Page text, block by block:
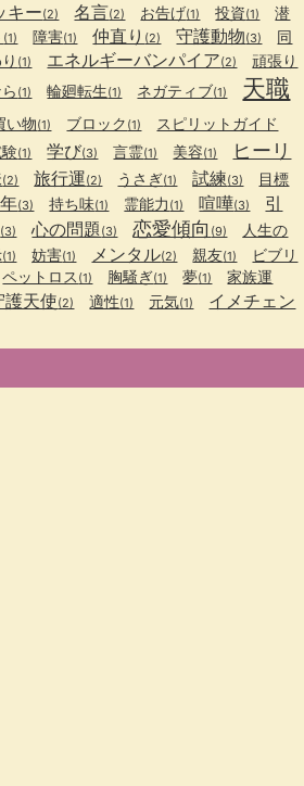
キー(2) 名言(2) お告げ(1) 投資(1)
潜
(1) 障害(1) 仲直り (2) 守護動物(3)
同
(1) エネルギーバンパイア(2) 頑張り
(1) 輪廻転生(1) ネガティブ(1) 天職
い物(1) ブロック (1) スピリットガイド
(1) 学び(3) 言霊(1) 美容(1)
ヒーリ
(2) 旅行運(2) うさぎ(1) 試練(3) 目標
(3) 持ち味(1) 霊能力 (1) 喧嘩(3)
引
(3) 心の問題(3) 恋愛傾向 (9)
人生の
(1) 妨害(1) メンタル(2) 親友(1)
ビブリ
ペットロス (1) 胸騒ぎ(1) 夢(1) 家族運
護天使(2) 適性(1) 元気(1) イメチェン